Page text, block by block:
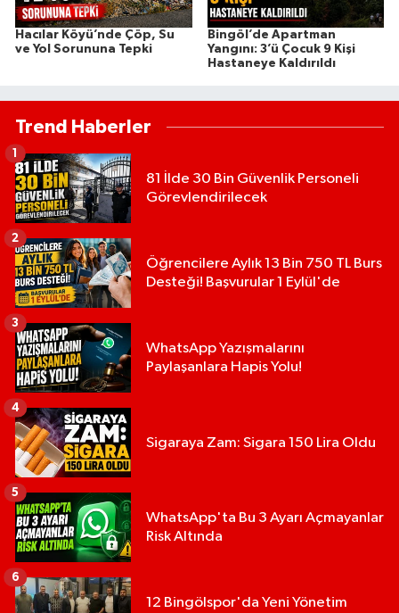
Hacılar Köyü’nde Çöp, Su
ve Yol Sorununa Tepki
Bingöl’de Apartman
Yangını: 3’ü Çocuk 9 Kişi
Hastaneye Kaldırıldı
Trend Haberler
81 İlde 30 Bin Güvenlik Personeli
Görevlendirilecek
1
Öğrencilere Aylık 13 Bin 750 TL Burs
Desteği! Başvurular 1 Eylül'de
2
WhatsApp Yazışmalarını
Paylaşanlara Hapis Yolu!
3
Sigaraya Zam: Sigara 150 Lira Oldu
4
WhatsApp'ta Bu 3 Ayarı Açmayanlar
Risk Altında
5
12 Bingölspor'da Yeni Yönetim
6